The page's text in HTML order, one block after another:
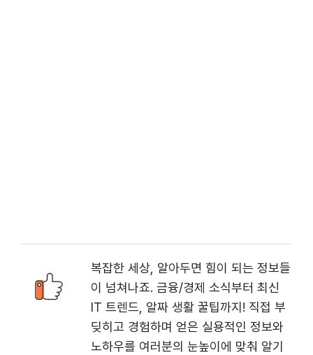
복잡한 세상, 알아두면 힘이 되는 정보들
이 넘쳐나죠. 금융/경제 소식부터 최신
IT 트렌드, 알짜 생활 꿀팁까지! 직접 부
딪히고 경험하며 얻은 실용적인 정보와
노하우를 여러분의 눈높이에 맞춰 알기